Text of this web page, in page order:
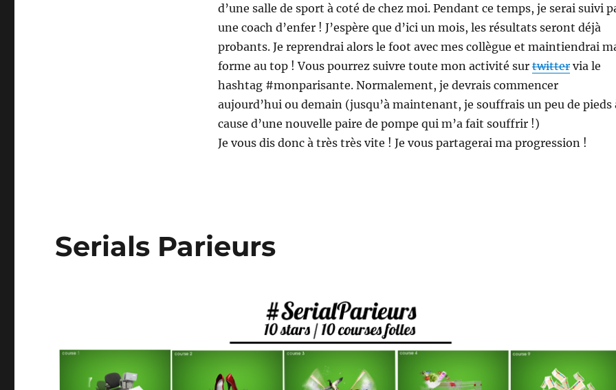
d’une salle de sport à coté de chez moi. Pendant ce temps, je serai suivi
une coach d’enfer ! J’espère que d’ici un mois, les résultats seront déjà
probants. Je reprendrai alors le foot avec mes collègue et maintiendrai
forme au top ! Vous pourrez suivre toute mon activité sur twittervia le
hashtag #monparisante. Normalement, je devrais commencer
aujourd’hui ou demain (jusqu’à maintenant, je souffrais un peu de pieds
cause d’une nouvelle paire de pompe qui m’a fait souffrir !)
Je vous dis donc à très très vite ! Je vous partagerai ma progression !
Serials Parieurs